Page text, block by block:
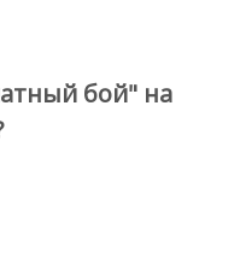
бой" на